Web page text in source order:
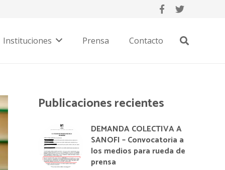
Instituciones Prensa Contacto
Publicaciones recientes
DEMANDA COLECTIVA A
SANOFI – Convocatoria a
los medios para rueda de
prensa